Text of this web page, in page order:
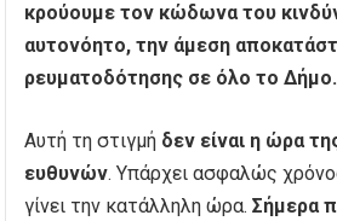
κρούουμε τον κώδωνα του
αυτονόητο, την άμεση
ρευματοδότησης σε όλο το Δήμο.
Αυτή τη στιγμή δεν είναι η ώρα
ευθυνών. Υπάρχει ασφαλώς
γίνει την κατάλληλη ώρα.Σήμερα